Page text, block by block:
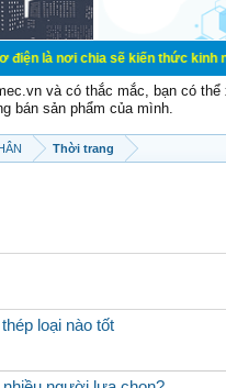
sẽ kiến thức kinh nghiệm
và có thắc mắc, bạn có
bán sản phẩm của mình.
Thời trang
loại nào tốt